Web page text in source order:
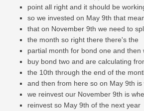
point all right and it should be
so we invested on May 9th that
that on November 9th we need to
the month so right there there's the
partial month for bond one and then
buy bond two and are calculating
the 10th through the end of the
and then from here so on May 9th is
we reinvest our November 9th is
reinvest so May 9th of the next year